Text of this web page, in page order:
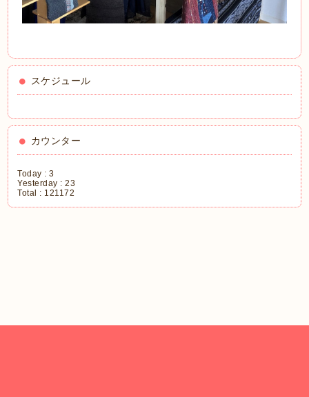
スケジュール
カウンター
Today :3
Yesterday :23
Total : 121172